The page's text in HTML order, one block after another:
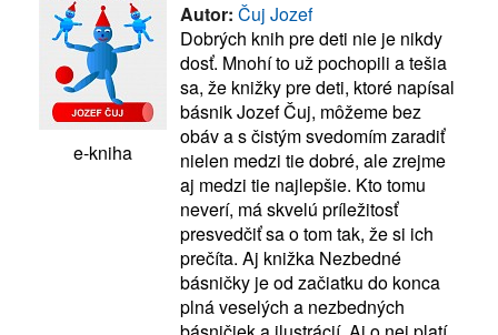
e-kniha
Autor: Čuj Jozef
Dobrých knih pre deti nie je nikdy
dosť. Mnohí to už pochopili a tešia
sa, že knižky pre deti, ktoré napísal
básnik Jozef Čuj, môžeme bez
obáv a s čistým svedomím zaradiť
nielen medzi tie dobré, ale zrejme
aj medzi tie najlepšie. Kto tomu
neverí, má skvelú príležitosť
presvedčiť sa o tom tak, že si ich
prečíta. Aj knižka Nezbedné
básničky je od začiatku do konca
plná veselých a nezbedných